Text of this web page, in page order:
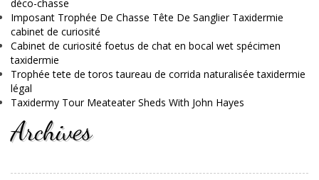
déco-chasse
Imposant Trophée De Chasse Tête De Sanglier Taxidermie
cabinet de curiosité
Cabinet de curiosité foetus de chat en bocal wet spécimen
taxidermie
Trophée tete de toros taureau de corrida naturalisée taxidermie
légal
Taxidermy Tour Meateater Sheds With John Hayes
Archives